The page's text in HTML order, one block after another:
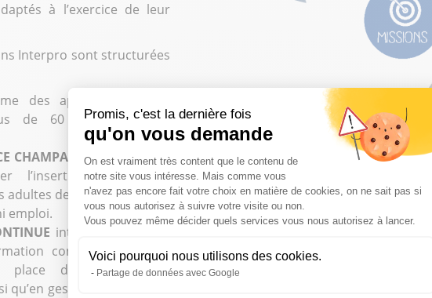
Promis, c'est la dernière fois
qu'on vous demande
Plateforme de Gestion du
On est vraiment très content que le contenu de
notre site vous intéresse. Mais comme vous
n'avez pas encore fait votre choix en matière de cookies, on ne sait pas si
vous nous autorisez à suivre votre visite ou non.
Vous pouvez même décider quels services vous nous autorisez à lancer.
Voici pourquoi nous utilisons des cookies.
Partage de données avec Google
à l’exercice de leur
Interpro sont structurées
des apprentis sur 25
de 60 formations en
CHAMPAGNE-ARDENNEa
l’insertion sociale et
de 16 à 25 ans sans
emploi.
intervient sur tous
continue et appels
place de contrats de
gestion de projets et